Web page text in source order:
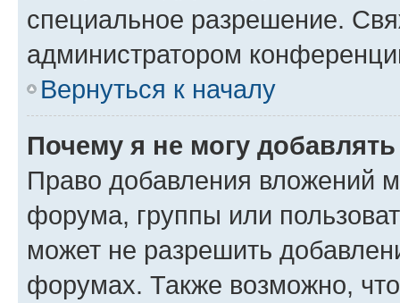
специальное разрешение.
администратором
Вернуться к началу
Почему я не могу
Право добавления вложений
форума, группы или
может не разрешить
форумах. Также возможно,